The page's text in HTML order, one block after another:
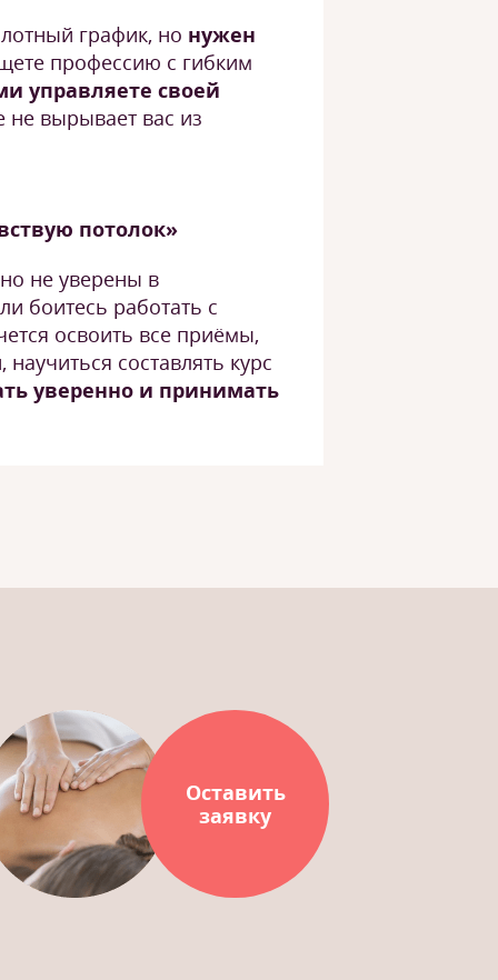
график, но нужен
профессию с гибким
управляете своей
не вырывает вас из
потолок»
не уверены в
боитесь работать с
освоить все приёмы,
составлять курс
уверенно и принимать
Оставить
заявку